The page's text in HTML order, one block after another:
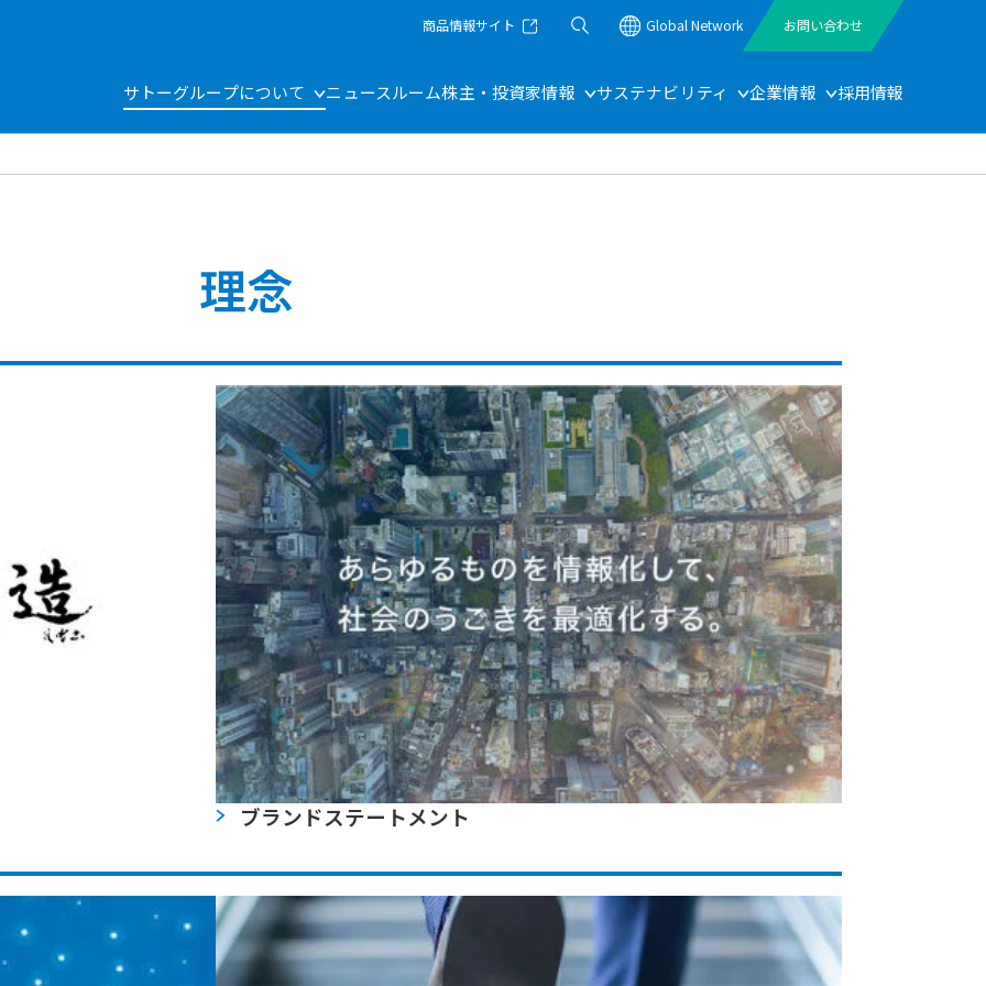
商品情報サイト Global Network お問い合わせ
サトーグループについて ニュースルーム株主・投資家情報 サステナビリティ 企業情報 採用情報
理念
ブランドステートメント